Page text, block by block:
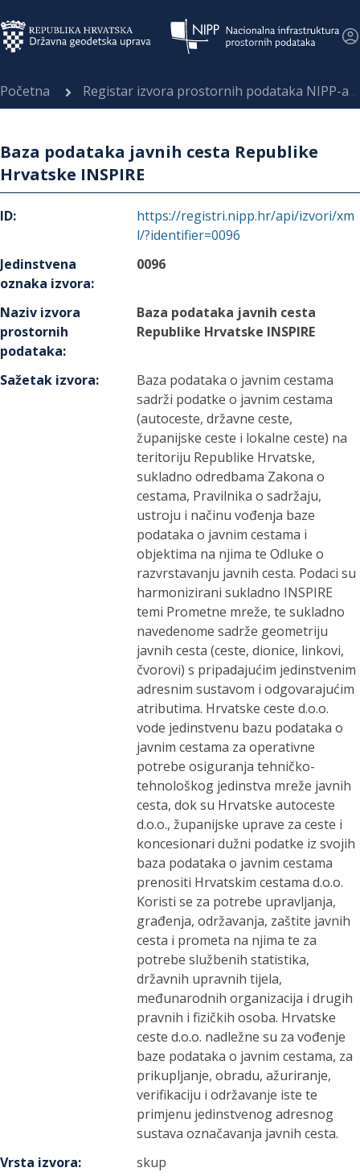
Početna Registar izvora prostornih podataka NIPP-a
Baza podataka javnih cesta Republike
Hrvatske INSPIRE
ID:
https://registri.nipp.hr/api/izvori/xm
l/?identifier=0096
Jedinstvena
oznaka izvora:
0096
Naziv izvora
prostornih
podataka:
Baza podataka javnih cesta
Republike Hrvatske INSPIRE
Sažetak izvora:
Baza podataka o javnim cestama
sadrži podatke o javnim cestama
(autoceste, državne ceste,
županijske ceste i lokalne ceste) na
teritoriju Republike Hrvatske,
sukladno odredbama Zakona o
cestama, Pravilnika o sadržaju,
ustroju i načinu vođenja baze
podataka o javnim cestama i
objektima na njima te Odluke o
razvrstavanju javnih cesta. Podaci su
harmonizirani sukladno INSPIRE
temi Prometne mreže, te sukladno
navedenome sadrže geometriju
javnih cesta (ceste, dionice, linkovi,
čvorovi) s pripadajućim jedinstvenim
adresnim sustavom i odgovarajućim
atributima. Hrvatske ceste d.o.o.
vode jedinstvenu bazu podataka o
javnim cestama za operativne
potrebe osiguranja tehničko-
tehnološkog jedinstva mreže javnih
cesta, dok su Hrvatske autoceste
d.o.o., županijske uprave za ceste i
koncesionari dužni podatke iz svojih
baza podataka o javnim cestama
prenositi Hrvatskim cestama d.o.o.
Koristi se za potrebe upravljanja,
građenja, održavanja, zaštite javnih
cesta i prometa na njima te za
potrebe službenih statistika,
državnih upravnih tijela,
međunarodnih organizacija i drugih
pravnih i fizičkih osoba. Hrvatske
ceste d.o.o. nadležne su za vođenje
baze podataka o javnim cestama, za
prikupljanje, obradu, ažuriranje,
verifikaciju i održavanje iste te
primjenu jedinstvenog adresnog
sustava označavanja javnih cesta.
Vrsta izvora:
skup